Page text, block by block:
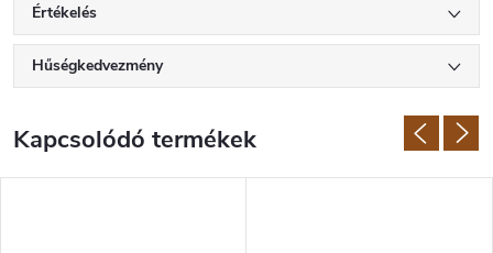
Értékelés
Hűségkedvezmény
Kapcsolódó termékek